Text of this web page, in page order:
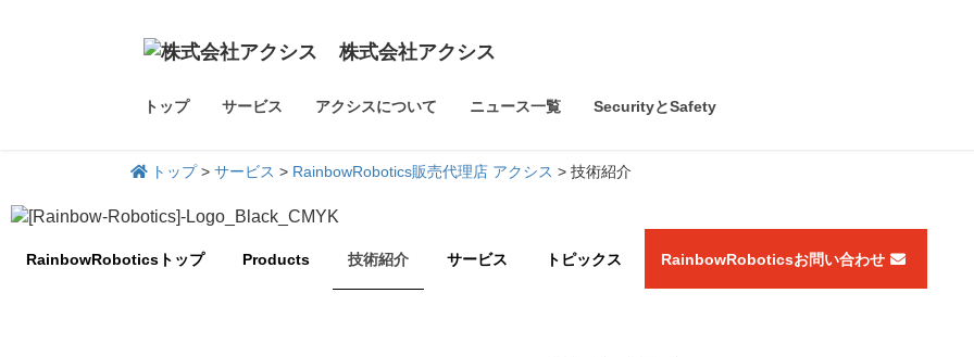
株式会社アクシス
トップ サービス アクシスについて ニュース一覧 SecurityとSafety
トップ> サービス > RainbowRobotics販売代理店 アクシス > 技術紹介
RainbowRoboticsトップ Products 技術紹介 サービス トピックス RainbowRoboticsお問い合わせ